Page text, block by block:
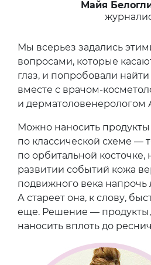
Майя
Мы всерьез задались
вопросами, которые
глаз, и попробовали
вместе с врачом-
и дерматоловенерологом
Можно наносить продукты
по классической схеме —
по орбитальной косточке,
развитии событий кожа
подвижного века напрочь
А стареет она, к слову,
еще. Решение —
наносить вплоть до